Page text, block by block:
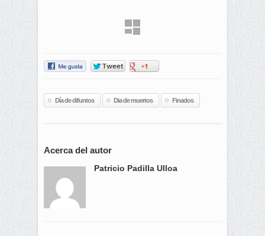
Día de difuntos Dia de muertos Finados
Acerca del autor
Patricio Padilla Ulloa